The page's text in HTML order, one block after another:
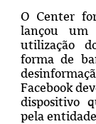
O Center
lançou um
utilização
forma de
Facebook
dispositivo
pela